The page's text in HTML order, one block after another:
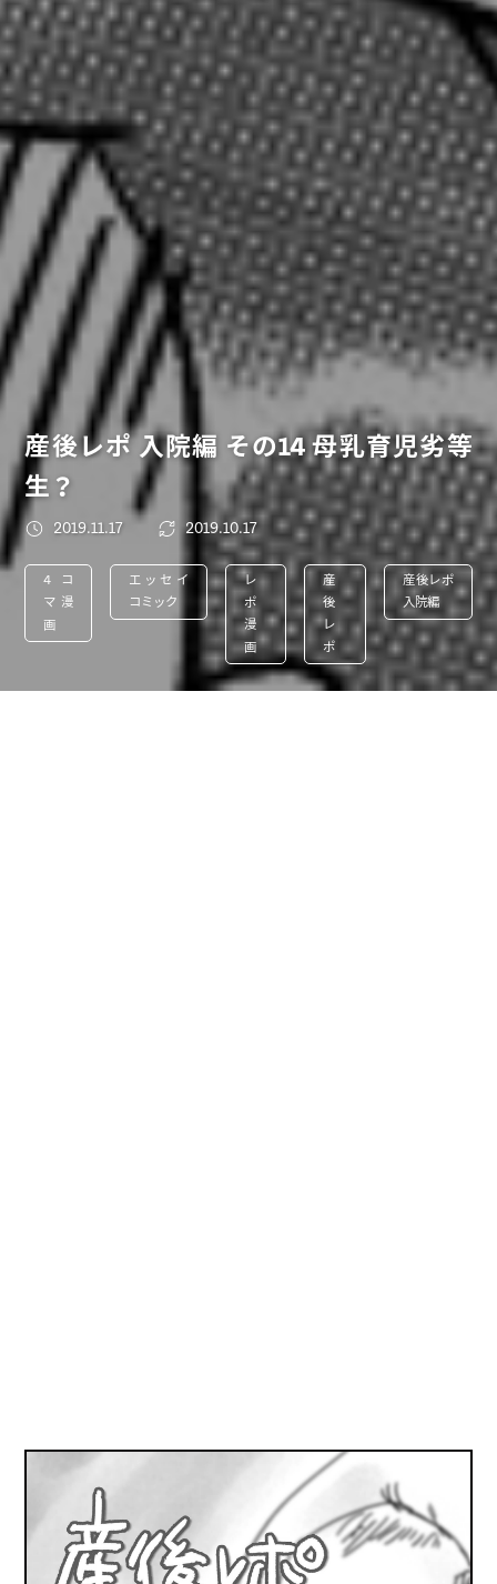
産後レポ 入院編 その14 母乳育児劣等
生？
2019.11.17 2019.10.17
4コ
マ漫
画
エッセイ
コミック
レ
ポ
漫
画
産
後
レ
ポ
産後レポ
入院編